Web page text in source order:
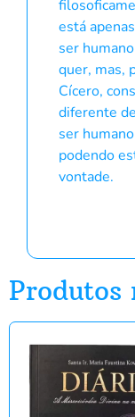
está
ser
quer, mas,
Cícero,
diferente
ser
podendo
vontade.
Produtos